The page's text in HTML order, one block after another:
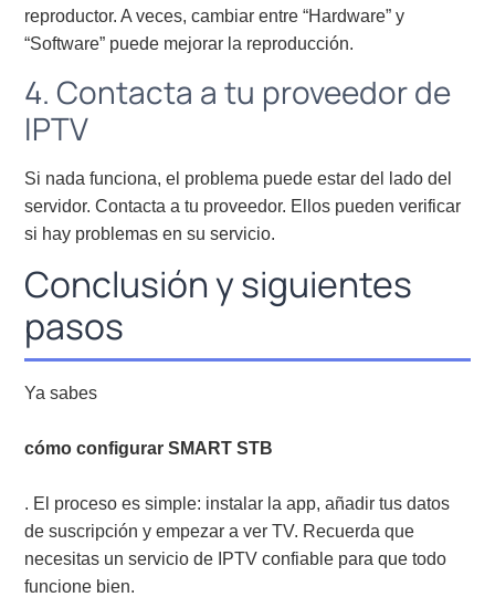
reproductor. A veces, cambiar entre “Hardware” y
“Software” puede mejorar la reproducción.
4. Contacta a tu proveedor de
IPTV
Si nada funciona, el problema puede estar del lado del
servidor. Contacta a tu proveedor. Ellos pueden verificar
si hay problemas en su servicio.
Conclusión y siguientes
pasos
Ya sabes
cómo configurar SMART STB
. El proceso es simple: instalar la app, añadir tus datos
de suscripción y empezar a ver TV. Recuerda que
necesitas un servicio de IPTV confiable para que todo
funcione bien.